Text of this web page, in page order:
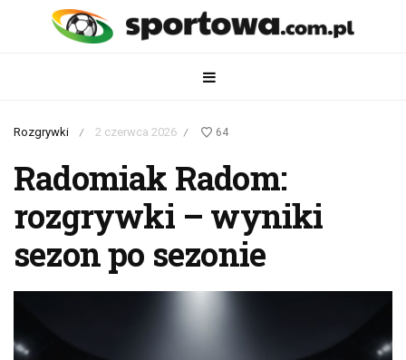
Rozgrywki / 2 czerwca 2026 / 64
Radomiak Radom:
rozgrywki – wyniki
sezon po sezonie